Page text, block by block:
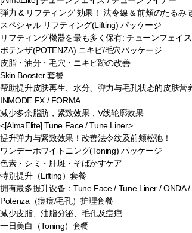
弾力 & リフティング 効果！ 法令線 & 前頬のたるみ
スペシャル リフティング(Lifting) パッケージ
リフティング機器を最も多く保有: チューンフェイ
ポテンザ(POTENZA) ニキビ/毛穴パッケージ
皮脂・油分・毛穴・ニキビ跡の改善
Skin Booster 套餐
帮助提升皮肤再生、水分、弹力与毛孔状态的皮肤营
INMODE FX / FORMA
减少多余脂肪，紧致效果，V线轮廓效果
<[AlmaElite] Tune Face / Tune Liner>
提升弹力与紧致效果！改善法令纹及前颊松弛！
ワンデーホワイトニング(Toning) パッケージ
色素・シミ・肝斑・そばかすケア
特别提升（Lifting）套餐
拥有最多提升设备：Tune Face / Tune Liner / ONDA
Potenza（痘痘/毛孔）护理套餐
减少皮脂、油脂分泌、毛孔及痘疤
一日美白（Toning）套餐